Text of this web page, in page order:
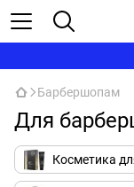
Барбершопам
Для
Косметика